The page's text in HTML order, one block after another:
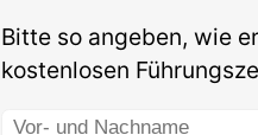
Bitte so angeben, wie
kostenlosen